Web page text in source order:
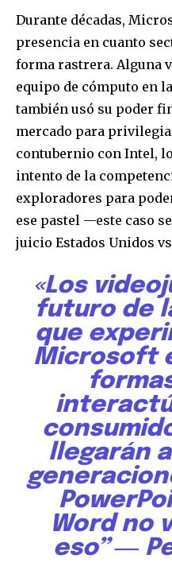
Durante décadas,
presencia en cuanto
forma rastrera. Alguna
equipo de cómputo en
también usó su poder
mercado para
contubernio con Intel,
intento de la
exploradores para
ese pastel —este caso
juicio Estados Unidos
«Los
futuro de
que
Microsoft
llegarán
Word no
eso” ―